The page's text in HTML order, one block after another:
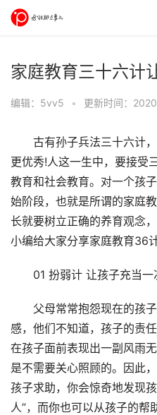
家庭教育三十六计
编辑：5vv5 • 更新时间：
古有孙子兵法三十六计，
更优秀!人这一生中，要接受
教育和社会教育。对一个孩
始阶段，也就是所谓的家庭
长就要树立正确的养育观念
小编给大家分享家庭教育
01 扮弱计 让孩子充当一
父母常常抱怨现在的孩子
感，他们不知道，孩子的责
在孩子面前表现出一副风雨
是不需要关心照顾的。因此
孩子求助，你会惊奇地发现
人”，而你也可以从孩子的帮